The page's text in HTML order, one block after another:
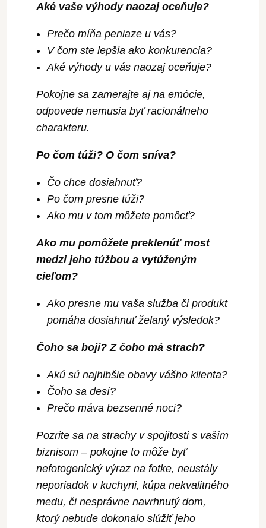
Aké vaše výhody naozaj oceňuje?
Prečo míňa peniaze u vás?
V čom ste lepšia ako konkurencia?
Aké výhody u vás naozaj oceňuje?
Pokojne sa zamerajte aj na emócie,
odpovede nemusia byť racionálneho
charakteru.
Po čom túži? O čom sníva?
Čo chce dosiahnuť?
Po čom presne túži?
Ako mu v tom môžete pomôcť?
Ako mu pomôžete preklenúť most
medzi jeho túžbou a vytúženým
cieľom?
Ako presne mu vaša služba či produkt
pomáha dosiahnuť želaný výsledok?
Čoho sa bojí? Z čoho má strach?
Akú sú najhlbšie obavy vášho klienta?
Čoho sa desí?
Prečo máva bezsenné noci?
Pozrite sa na strachy v spojitosti s vaším
biznisom – pokojne to môže byť
nefotogenický výraz na fotke, neustály
neporiadok v kuchyni, kúpa nekvalitného
medu, či nesprávne navrhnutý dom,
ktorý nebude dokonalo slúžiť jeho